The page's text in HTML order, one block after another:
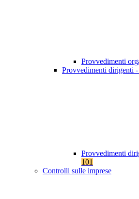
Provvedimenti
Provvedimenti dirigenti
Provvedimenti
101
Controlli sulle imprese